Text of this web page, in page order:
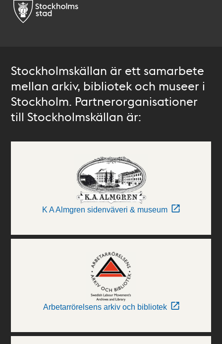
Stockholmskällan är ett samarbete
mellan arkiv, bibliotek och museer i
Stockholm. Partnerorganisationer
till Stockholmskällan är:
K A Almgren sidenväveri & museum
Arbetarrörelsens arkiv och bibliotek